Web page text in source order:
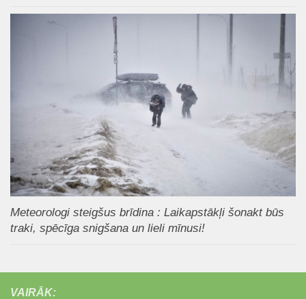
Meteorologi steigšus brīdina : Laikapstākļi šonakt būs
traki, spēcīga snigšana un lieli mīnusi!
VAIRĀK: